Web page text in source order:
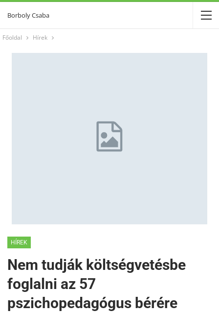
Borboly Csaba
Főoldal Hírek
HÍREK
Nem tudják költségvetésbe
foglalni az 57
pszichopedagógus bérére